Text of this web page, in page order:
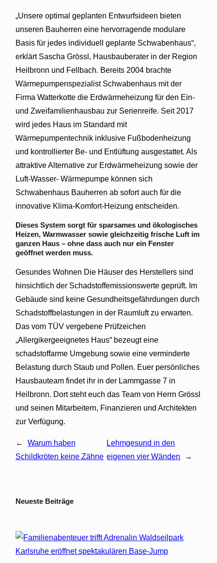
„Unsere optimal geplanten Entwurfsideen bieten
unseren Bauherren eine hervorragende modulare
Basis für jedes individuell geplante Schwabenhaus“,
erklärt Sascha Grössl, Hausbauberater in der Region
Heilbronn und Fellbach. Bereits 2004 brachte
Wärmepumpenspezialist Schwabenhaus mit der
Firma Watterkotte die Erdwärmeheizung für den Ein-
und Zweifamilienhausbau zur Serienreife. Seit 2017
wird jedes Haus im Standard mit
Wärmepumpentechnik inklusive Fußbodenheizung
und kontrollierter Be- und Entlüftung ausgestattet. Als
attraktive Alternative zur Erdwärmeheizung sowie der
Luft-Wasser- Wärmepumpe können sich
Schwabenhaus Bauherren ab sofort auch für die
innovative Klima-Komfort-Heizung entscheiden.
Dieses System sorgt für sparsames und ökologisches
Heizen, Warmwasser sowie gleichzeitig frische Luft im
ganzen Haus – ohne dass auch nur ein Fenster
geöffnet werden muss.
Gesundes Wohnen Die Häuser des Herstellers sind
hinsichtlich der Schadstoffemissionswerte geprüft. Im
Gebäude sind keine Gesundheitsgefährdungen durch
Schadstoffbelastungen in der Raumluft zu erwarten.
Das vom TÜV vergebene Prüfzeichen
„Allergikergeeignetes Haus“ bezeugt eine
schadstoffarme Umgebung sowie eine verminderte
Belastung durch Staub und Pollen. Euer persönliches
Hausbauteam findet ihr in der Lammgasse 7 in
Heilbronn. Dort steht euch das Team von Herrn Grössl
und seinen Mitarbeitern, Finanzieren und Architekten
zur Verfügung.
←
Warum haben
Schildkröten keine Zähne
Lehmgesund in den
eigenen vier Wänden
→
Neueste Beiträge